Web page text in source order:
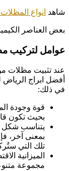
شاهد انواع
بعض العناصر
عوامل لتركيب
عند تثبيت مظلات
أفضل ابراج
في ذلك:
قوة وجودة
بحيث تكون
يتناسب شكل
بمعنى آخر،
تلك التي
الميزانية
مجموعة